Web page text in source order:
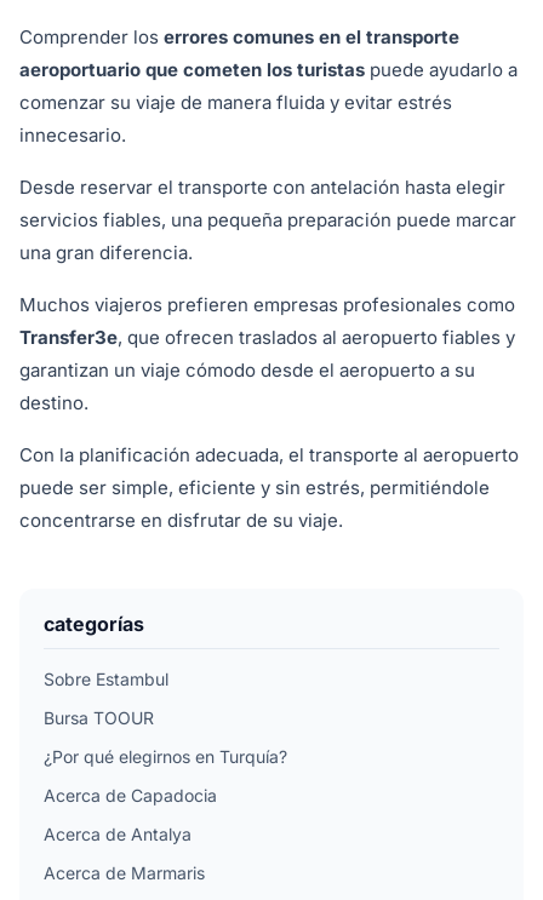
Comprender los errores comunes en el transporte
aeroportuario que cometen los turistas puede ayudarlo a
comenzar su viaje de manera fluida y evitar estrés
innecesario.
Desde reservar el transporte con antelación hasta elegir
servicios fiables, una pequeña preparación puede marcar
una gran diferencia.
Muchos viajeros prefieren empresas profesionales como
Transfer3e, que ofrecen traslados al aeropuerto fiables y
garantizan un viaje cómodo desde el aeropuerto a su
destino.
Con la planificación adecuada, el transporte al aeropuerto
puede ser simple, eficiente y sin estrés, permitiéndole
concentrarse en disfrutar de su viaje.
categorías
Sobre Estambul
Bursa TOOUR
¿Por qué elegirnos en Turquía?
Acerca de Capadocia
Acerca de Antalya
Acerca de Marmaris